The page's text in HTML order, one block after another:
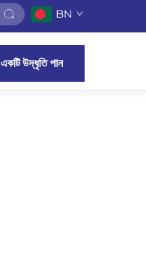
BN
একটি উদ্ধৃতি পান